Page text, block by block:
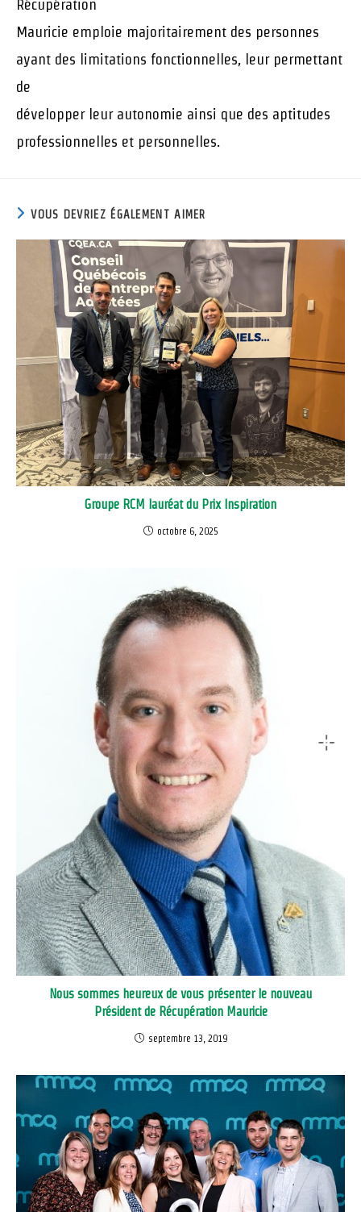
Récupération
Mauricie emploie majoritairement des personnes
ayant des limitations fonctionnelles, leur permettant
de
développer leur autonomie ainsi que des aptitudes
professionnelles et personnelles.
VOUS DEVRIEZ ÉGALEMENT AIMER
Groupe RCM lauréat du Prix Inspiration
octobre 6, 2025
Nous sommes heureux de vous présenter le nouveau
Président de Récupération Mauricie
septembre 13, 2019